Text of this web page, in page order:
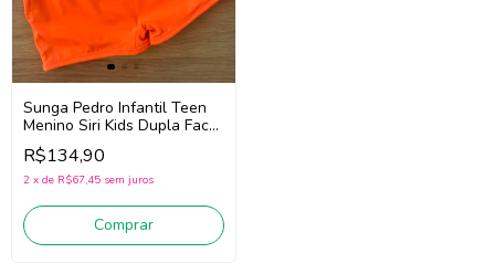
Sunga Pedro Infantil Teen
Menino Siri Kids Dupla Face
Tech 40539 (Laranja
Neon/Preto)
R$134,90
2 x de R$67,45 sem juros
Comprar